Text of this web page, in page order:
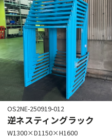
OS2NE-250919-012
逆ネスティングラック
W1300×D1150×H1600